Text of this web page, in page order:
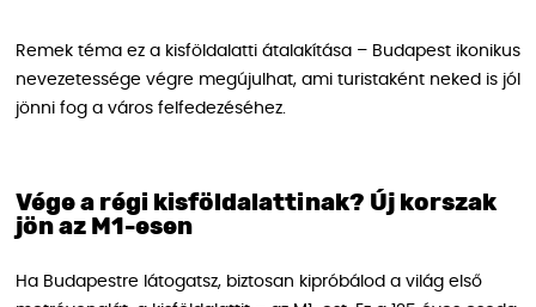
Remek téma ez a kisföldalatti átalakítása – Budapest ikonikus
nevezetessége végre megújulhat, ami turistaként neked is jól
jönni fog a város felfedezéséhez.
Vége a régi kisföldalattinak? Új korszak
jön az M1-esen
Ha Budapestre látogatsz, biztosan kipróbálod a világ első